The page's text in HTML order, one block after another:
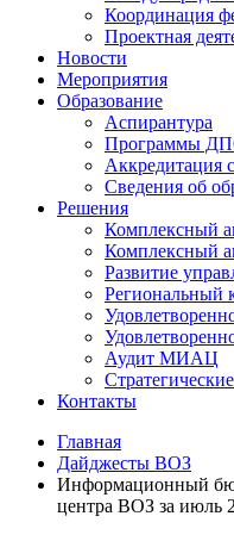
Координация
Проектная
Новости
Мероприятия
Образование
Аспирантура
Программы
Аккредитация
Сведения об
Решения
Комплексный
Комплексный
Развитие
Региональный
Аудит МИАЦ
Контакты
Главная
Дайджесты ВОЗ
Информационный
центра ВОЗ за июль